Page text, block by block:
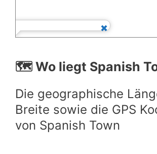
🗺️ Wo liegt Spanish
Die geographische
Breite sowie die GPS
von Spanish Town